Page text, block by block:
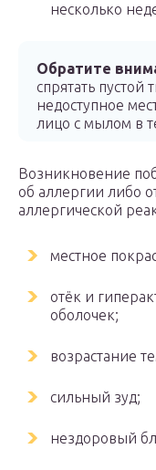
несколько
Обратите
спрятать
недоступное
лицо с мылом в
Возникновение
об аллергии либо
аллергической
местное
отёк и
оболочек;
возрастание
сильный зуд;
нездоровый